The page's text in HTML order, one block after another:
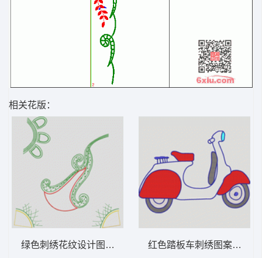
相关花版：
绿色刺绣花纹设计图 女装服装时装 红色踏板车